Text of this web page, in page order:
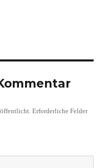
Erforderliche Felder